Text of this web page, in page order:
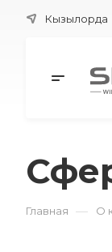
Кызылорда
Главная — О